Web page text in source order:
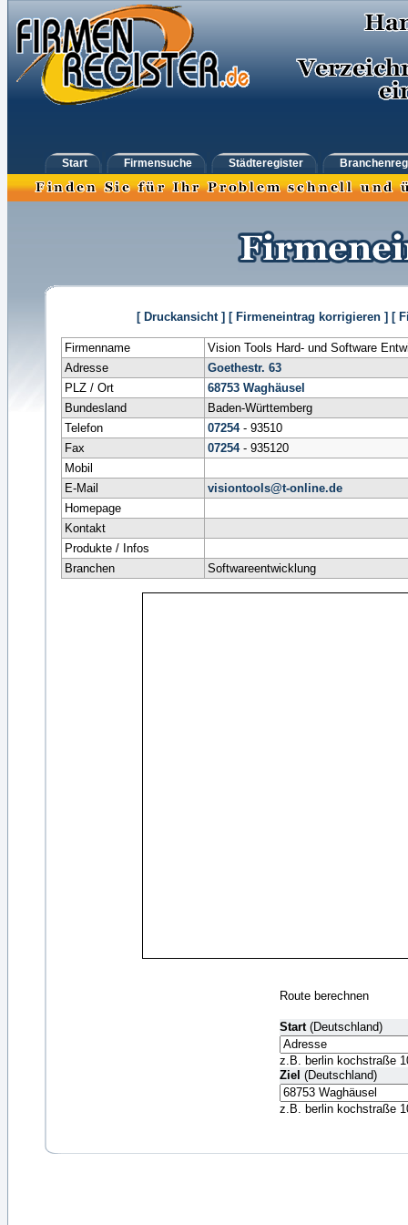
Start Firmensuche Städteregister
[ Druckansicht ] [ Firmeneintrag korrigieren ] [
Firmenname
Vision Tools Hard- und Software
Adresse
Goethestr. 63
PLZ / Ort
68753 Waghäusel
Bundesland
Baden-Württemberg
Telefon
07254- 93510
Fax
07254- 935120
Mobil
E-Mail
visiontools@t-online.de
Homepage
Kontakt
Produkte / Infos
Branchen
Softwareentwicklung
Route berechnen
Start(Deutschland)
z.B. berlin kochstraße
Ziel (Deutschland)
z.B. berlin kochstraße